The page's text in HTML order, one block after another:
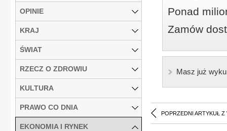
Ponad
Zamów
Masz już
POPRZEDNI ARTYKUŁ Z
OPINIE
KRAJ
ŚWIAT
RZECZ O ZDROWIU
KULTURA
PRAWO CO DNIA
EKONOMIA I RYNEK